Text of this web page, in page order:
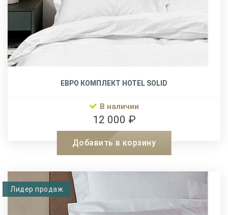
ЕВРО КОМПЛЕКТ HOTEL SOLID
В наличии
12 000 ₽
Добавить в корзину
Лидер продаж